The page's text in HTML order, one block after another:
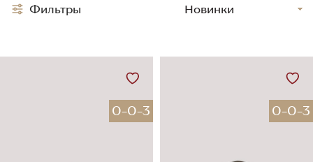
0-0-3 0-0-3
Фильтры